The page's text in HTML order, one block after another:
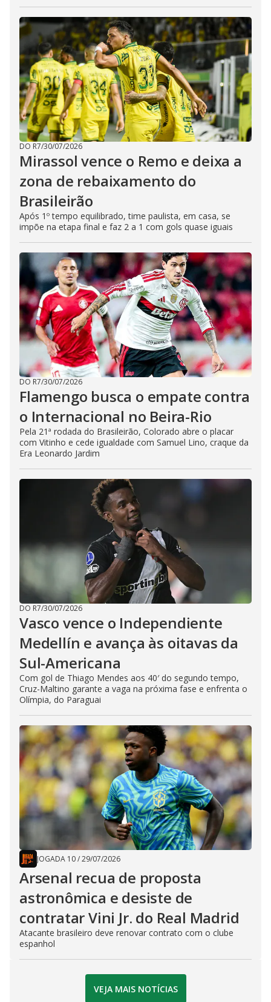
DO R7/30/07/2026
Mirassol vence o Remo e deixa a
zona de rebaixamento do
Brasileirão
Após 1º tempo equilibrado, time paulista, em casa, se
impõe na etapa final e faz 2 a 1 com gols quase iguais
DO R7/30/07/2026
Flamengo busca o empate contra
o Internacional no Beira-Rio
Pela 21ª rodada do Brasileirão, Colorado abre o placar
com Vitinho e cede igualdade com Samuel Lino, craque da
Era Leonardo Jardim
DO R7/30/07/2026
Vasco vence o Independiente
Medellín e avança às oitavas da
Sul-Americana
Com gol de Thiago Mendes aos 40′ do segundo tempo,
Cruz-Maltino garante a vaga na próxima fase e enfrenta o
Olímpia, do Paraguai
JOGADA 10/29/07/2026
Arsenal recua de proposta
astronômica e desiste de
contratar Vini Jr. do Real Madrid
Atacante brasileiro deve renovar contrato com o clube
espanhol
VEJA MAIS NOTÍCIAS